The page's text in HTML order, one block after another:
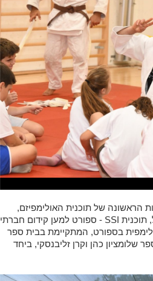
הראשונה של תוכנית האולימפיזם,
שיתוף פעולה של הוועד האולימפי בישראל, תוכנית SSI - ספורט למען קידום חברתי
בספורט, המתקיימת בבית ספר
כהן וקרן זליבנסקי, ביחד